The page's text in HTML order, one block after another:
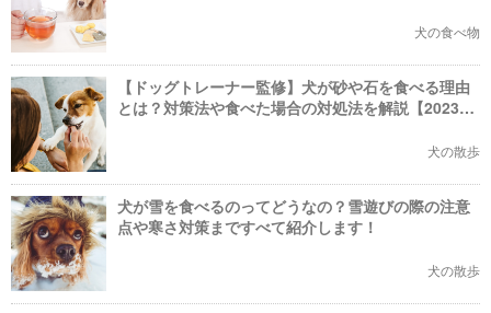
犬の食べ物
【ドッグトレーナー監修】犬が砂や石を食べる理由
とは？対策法や食べた場合の対処法を解説【2023年
犬の散歩
犬が雪を食べるのってどうなの？雪遊びの際の注意
点や寒さ対策まですべて紹介します！
犬の散歩